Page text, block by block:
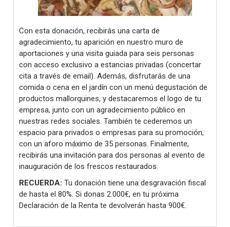
Con esta donación, recibirás una carta de
agradecimiento, tu aparición en nuestro muro de
aportaciones y una visita guiada para seis personas
con acceso exclusivo a estancias privadas (concertar
cita a través de email). Además, disfrutarás de una
comida o cena en el jardín con un menú degustación de
productos mallorquines, y destacaremos el logo de tu
empresa, junto con un agradecimiento público en
nuestras redes sociales. También te cederemos un
espacio para privados o empresas para su promoción,
con un aforo máximo de 35 personas. Finalmente,
recibirás una invitación para dos personas al evento de
inauguración de los frescos restaurados.
RECUERDA: Tu donación tiene una desgravación fiscal
de hasta el 80%. Si donas 2.000€, en tu próxima
Declaración de la Renta te devolverán hasta 900€.